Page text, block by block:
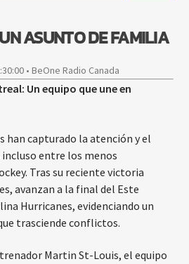
Y VALLENATO
PM
ASUNTO DE FAMILIA
• BeOne Radio Canada
Un equipo que une en
han capturado la atención y el
entre los menos
Tras su reciente victoria
avanzan a la final del Este
Hurricanes, evidenciando un
trasciende conflictos.
Martin St-Louis, el equipo